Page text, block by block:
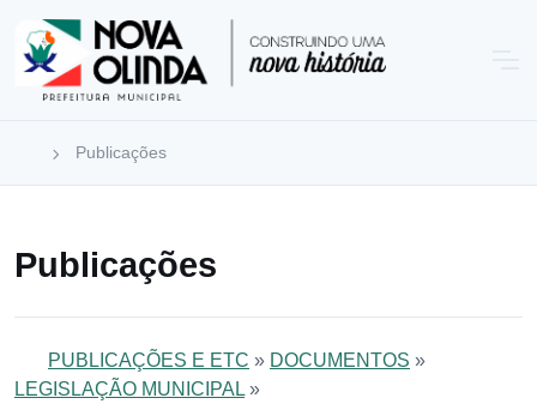
Publicações
Publicações
PUBLICAÇÕES E ETC » DOCUMENTOS »
LEGISLAÇÃO MUNICIPAL »